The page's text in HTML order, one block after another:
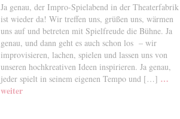
Ja genau, der Impro-Spielabend in der Theaterfabrik
ist wieder da! Wir treffen uns, grüßen uns, wärmen
uns auf und betreten mit Spielfreude die Bühne. Ja
genau, und dann geht es auch schon los – wir
improvisieren, lachen, spielen und lassen uns von
unseren hochkreativen Ideen inspirieren. Ja genau,
jeder spielt in seinem eigenen Tempo und […] …
weiter